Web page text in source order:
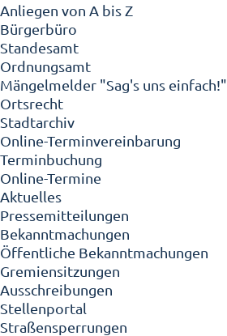
Anliegen von A bis Z
Bürgerbüro
Standesamt
Ordnungsamt
Mängelmelder "Sag's uns einfach!"
Ortsrecht
Stadtarchiv
Online-Terminvereinbarung
Terminbuchung
Online-Termine
Aktuelles
Pressemitteilungen
Bekanntmachungen
Öffentliche Bekanntmachungen
Gremiensitzungen
Ausschreibungen
Stellenportal
Straßensperrungen